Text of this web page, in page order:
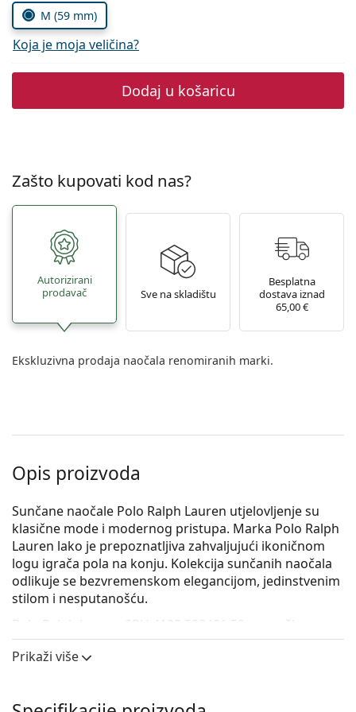
Persol
Prada
Sve marke sunčanih naočala
M (59 mm)
Koja je moja veličina?
Dodaj u košaricu
Zašto kupovati kod nas?
Autorizirani
prodavač
Sve na skladištu
Besplatna
dostava iznad
65,00 €
Ekskluzivna prodaja naočala renomiranih marki.
Opis proizvoda
Sunčane naočale Polo Ralph Lauren utjelovljenje su
klasične mode i modernog pristupa. Marka Polo Ralph
Lauren lako je prepoznatljiva zahvaljujući ikoničnom
logu igrača pola na konju. Kolekcija sunčanih naočala
odlikuje se bezvremenskom elegancijom, jedinstvenim
stilom i nesputanošću.
Polo Ralph Lauren 0PH 4133 528481 59
su muške
sunčane naočale.
Prikaži više